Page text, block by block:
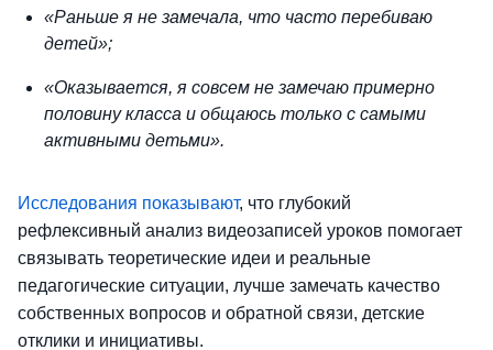
«Раньше я не замечала, что часто перебиваю
детей»;
«Оказывается, я совсем не замечаю примерно
половину класса и общаюсь только с самыми
активными детьми».
Исследования показывают, что глубокий
рефлексивный анализ видеозаписей уроков помогает
связывать теоретические идеи и реальные
педагогические ситуации, лучше замечать качество
собственных вопросов и обратной связи, детские
отклики и инициативы.